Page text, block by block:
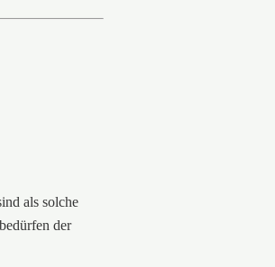
als solche
der